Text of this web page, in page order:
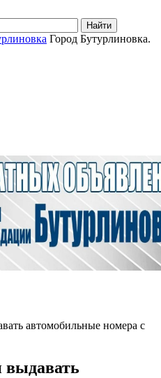
Найти
Город Бутурлиновка.
автомобильные номера с
выдавать